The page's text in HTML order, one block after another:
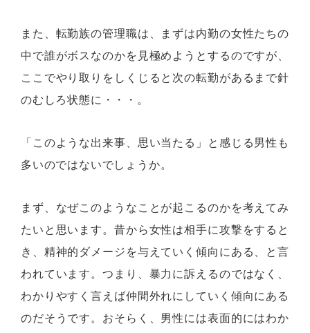
また、転勤族の管理職は、まずは内勤の女性たちの
中で誰がボスなのかを見極めようとするのですが、
ここでやり取りをしくじると次の転勤があるまで針
のむしろ状態に・・・。
「このような出来事、思い当たる」と感じる男性も
多いのではないでしょうか。
まず、なぜこのようなことが起こるのかを考えてみ
たいと思います。昔から女性は相手に攻撃をすると
き、精神的ダメージを与えていく傾向にある、と言
われています。つまり、暴力に訴えるのではなく、
わかりやすく言えば仲間外れにしていく傾向にある
のだそうです。おそらく、男性には表面的にはわか